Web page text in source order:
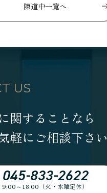
陳道中一覧へ
US
関することなら
軽にご相談下さい
045-833-2622
9:00～18:00（火・水曜定休）